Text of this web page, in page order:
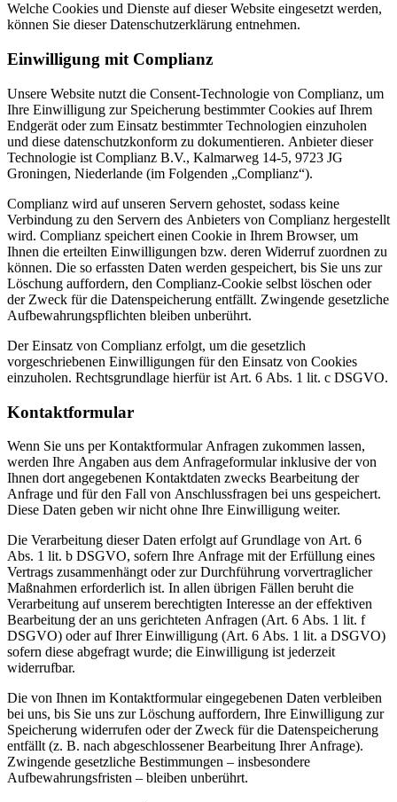
Welche Cookies und Dienste auf dieser Website eingesetzt werden,
können Sie dieser Datenschutzerklärung entnehmen.
Einwilligung mit Complianz
Unsere Website nutzt die Consent-Technologie von Complianz, um
Ihre Einwilligung zur Speicherung bestimmter Cookies auf Ihrem
Endgerät oder zum Einsatz bestimmter Technologien einzuholen
und diese datenschutzkonform zu dokumentieren. Anbieter dieser
Technologie ist Complianz B.V., Kalmarweg 14-5, 9723 JG
Groningen, Niederlande (im Folgenden „Complianz“).
Complianz wird auf unseren Servern gehostet, sodass keine
Verbindung zu den Servern des Anbieters von Complianz hergestellt
wird. Complianz speichert einen Cookie in Ihrem Browser, um
Ihnen die erteilten Einwilligungen bzw. deren Widerruf zuordnen zu
können. Die so erfassten Daten werden gespeichert, bis Sie uns zur
Löschung auffordern, den Complianz-Cookie selbst löschen oder
der Zweck für die Datenspeicherung entfällt. Zwingende gesetzliche
Aufbewahrungspflichten bleiben unberührt.
Der Einsatz von Complianz erfolgt, um die gesetzlich
vorgeschriebenen Einwilligungen für den Einsatz von Cookies
einzuholen. Rechtsgrundlage hierfür ist Art. 6 Abs. 1 lit. c DSGVO.
Kontaktformular
Wenn Sie uns per Kontaktformular Anfragen zukommen lassen,
werden Ihre Angaben aus dem Anfrageformular inklusive der von
Ihnen dort angegebenen Kontaktdaten zwecks Bearbeitung der
Anfrage und für den Fall von Anschlussfragen bei uns gespeichert.
Diese Daten geben wir nicht ohne Ihre Einwilligung weiter.
Die Verarbeitung dieser Daten erfolgt auf Grundlage von Art. 6
Abs. 1 lit. b DSGVO, sofern Ihre Anfrage mit der Erfüllung eines
Vertrags zusammenhängt oder zur Durchführung vorvertraglicher
Maßnahmen erforderlich ist. In allen übrigen Fällen beruht die
Verarbeitung auf unserem berechtigten Interesse an der effektiven
Bearbeitung der an uns gerichteten Anfragen (Art. 6 Abs. 1 lit. f
DSGVO) oder auf Ihrer Einwilligung (Art. 6 Abs. 1 lit. a DSGVO)
sofern diese abgefragt wurde; die Einwilligung ist jederzeit
widerrufbar.
Die von Ihnen im Kontaktformular eingegebenen Daten verbleiben
bei uns, bis Sie uns zur Löschung auffordern, Ihre Einwilligung zur
Speicherung widerrufen oder der Zweck für die Datenspeicherung
entfällt (z. B. nach abgeschlossener Bearbeitung Ihrer Anfrage).
Zwingende gesetzliche Bestimmungen – insbesondere
Aufbewahrungsfristen – bleiben unberührt.